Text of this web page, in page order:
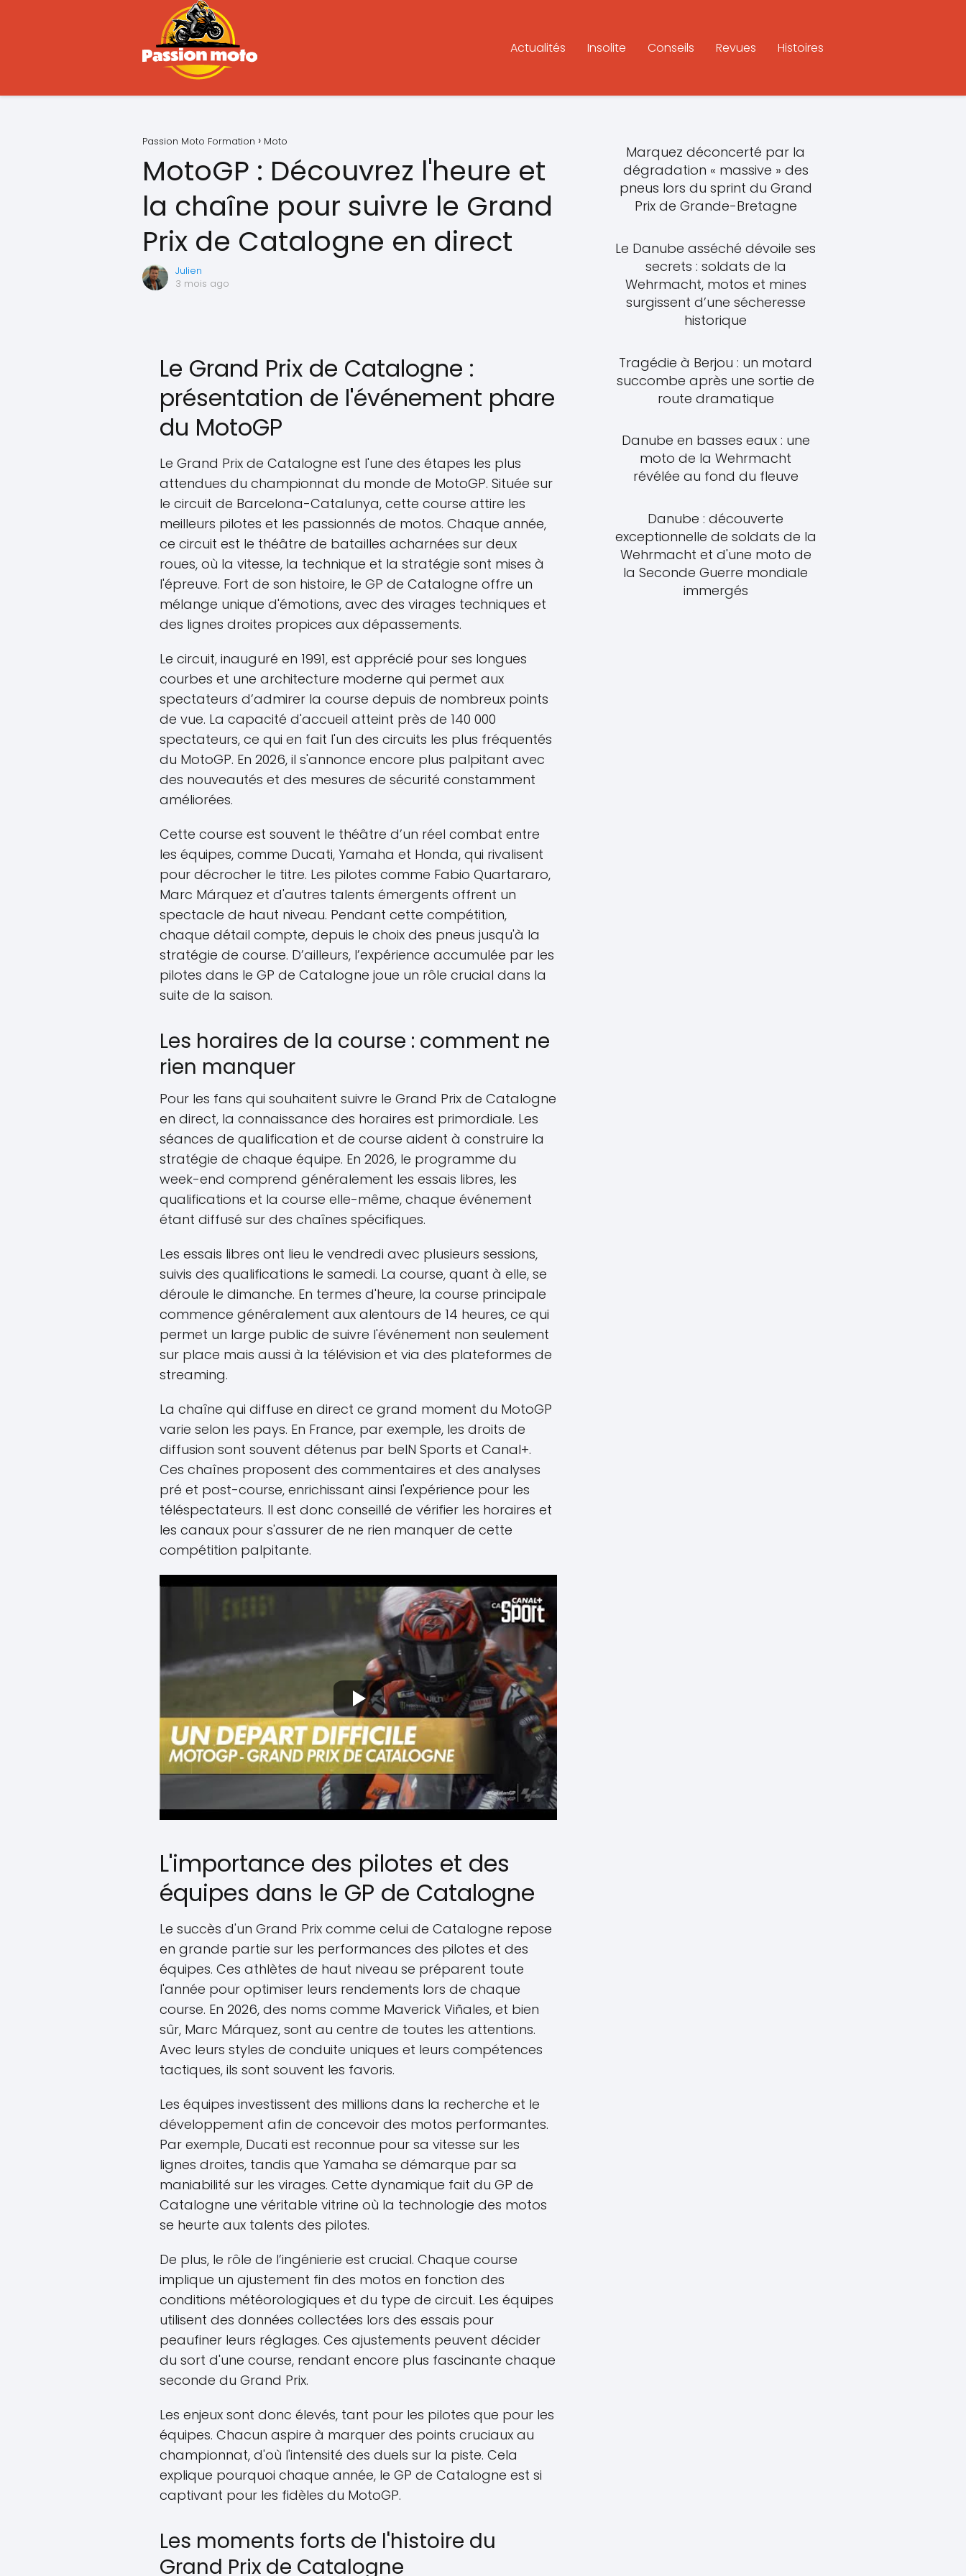
Actualités Insolite Conseils Revues Histoires
Passion Moto Formation Moto
MotoGP : Découvrez l'heure et
la chaîne pour suivre le Grand
Prix de Catalogne en direct
Julien
3 mois ago
Le Grand Prix de Catalogne :
présentation de l'événement phare
du MotoGP
Le Grand Prix de Catalogne est l'une des étapes les plus
attendues du championnat du monde de MotoGP. Située sur
le circuit de Barcelona-Catalunya, cette course attire les
meilleurs pilotes et les passionnés de motos. Chaque année,
ce circuit est le théâtre de batailles acharnées sur deux
roues, où la vitesse, la technique et la stratégie sont mises à
l'épreuve. Fort de son histoire, le GP de Catalogne offre un
mélange unique d'émotions, avec des virages techniques et
des lignes droites propices aux dépassements.
Le circuit, inauguré en 1991, est apprécié pour ses longues
courbes et une architecture moderne qui permet aux
spectateurs d’admirer la course depuis de nombreux points
de vue. La capacité d'accueil atteint près de 140 000
spectateurs, ce qui en fait l'un des circuits les plus fréquentés
du MotoGP. En 2026, il s'annonce encore plus palpitant avec
des nouveautés et des mesures de sécurité constamment
améliorées.
Cette course est souvent le théâtre d’un réel combat entre
les équipes, comme Ducati, Yamaha et Honda, qui rivalisent
pour décrocher le titre. Les pilotes comme Fabio Quartararo,
Marc Márquez et d'autres talents émergents offrent un
spectacle de haut niveau. Pendant cette compétition,
chaque détail compte, depuis le choix des pneus jusqu'à la
stratégie de course. D’ailleurs, l’expérience accumulée par les
pilotes dans le GP de Catalogne joue un rôle crucial dans la
suite de la saison.
Les horaires de la course : comment ne
rien manquer
Pour les fans qui souhaitent suivre le Grand Prix de Catalogne
en direct, la connaissance des horaires est primordiale. Les
séances de qualification et de course aident à construire la
stratégie de chaque équipe. En 2026, le programme du
week-end comprend généralement les essais libres, les
qualifications et la course elle-même, chaque événement
étant diffusé sur des chaînes spécifiques.
Les essais libres ont lieu le vendredi avec plusieurs sessions,
suivis des qualifications le samedi. La course, quant à elle, se
déroule le dimanche. En termes d'heure, la course principale
commence généralement aux alentours de 14 heures, ce qui
permet un large public de suivre l'événement non seulement
sur place mais aussi à la télévision et via des plateformes de
streaming.
La chaîne qui diffuse en direct ce grand moment du MotoGP
varie selon les pays. En France, par exemple, les droits de
diffusion sont souvent détenus par beIN Sports et Canal+.
Ces chaînes proposent des commentaires et des analyses
pré et post-course, enrichissant ainsi l'expérience pour les
téléspectateurs. Il est donc conseillé de vérifier les horaires et
les canaux pour s'assurer de ne rien manquer de cette
compétition palpitante.
L'importance des pilotes et des
équipes dans le GP de Catalogne
Le succès d'un Grand Prix comme celui de Catalogne repose
en grande partie sur les performances des pilotes et des
équipes. Ces athlètes de haut niveau se préparent toute
l'année pour optimiser leurs rendements lors de chaque
course. En 2026, des noms comme Maverick Viñales, et bien
sûr, Marc Márquez, sont au centre de toutes les attentions.
Avec leurs styles de conduite uniques et leurs compétences
tactiques, ils sont souvent les favoris.
Les équipes investissent des millions dans la recherche et le
développement afin de concevoir des motos performantes.
Par exemple, Ducati est reconnue pour sa vitesse sur les
lignes droites, tandis que Yamaha se démarque par sa
maniabilité sur les virages. Cette dynamique fait du GP de
Catalogne une véritable vitrine où la technologie des motos
se heurte aux talents des pilotes.
De plus, le rôle de l’ingénierie est crucial. Chaque course
implique un ajustement fin des motos en fonction des
conditions météorologiques et du type de circuit. Les équipes
utilisent des données collectées lors des essais pour
peaufiner leurs réglages. Ces ajustements peuvent décider
du sort d'une course, rendant encore plus fascinante chaque
seconde du Grand Prix.
Les enjeux sont donc élevés, tant pour les pilotes que pour les
équipes. Chacun aspire à marquer des points cruciaux au
championnat, d'où l'intensité des duels sur la piste. Cela
explique pourquoi chaque année, le GP de Catalogne est si
captivant pour les fidèles du MotoGP.
Les moments forts de l'histoire du
Grand Prix de Catalogne
Marquez déconcerté par la
dégradation « massive » des
pneus lors du sprint du Grand
Prix de Grande-Bretagne
Le Danube asséché dévoile ses
secrets : soldats de la
Wehrmacht, motos et mines
surgissent d’une sécheresse
historique
Tragédie à Berjou : un motard
succombe après une sortie de
route dramatique
Danube en basses eaux : une
moto de la Wehrmacht
révélée au fond du fleuve
Danube : découverte
exceptionnelle de soldats de la
Wehrmacht et d'une moto de
la Seconde Guerre mondiale
immergés